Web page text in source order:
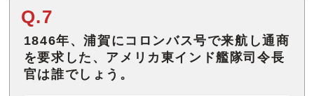
Q.7
1846年、浦賀にコロンバス号で来航し通商
を要求した、アメリカ東インド艦隊司令長
官は誰でしょう。